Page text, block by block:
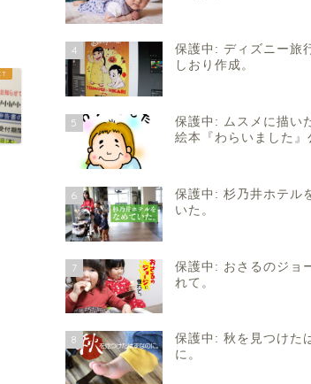
2020年1月29日
4
保護中: ディズニー旅
しおり作成。
5
保護中: ムスメに描い
絵本『わらいました』
6
保護中: 杉乃井ホテル
いた。
7
保護中: おさるのジョ
れて。
8
保護中: 秋を見つけた
に。